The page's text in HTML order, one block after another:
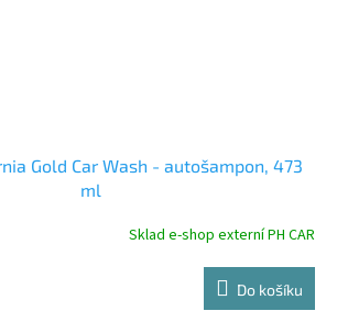
Gold Car Wash - autošampon, 473
ml
Sklad e-shop externí PH CAR
Do košíku